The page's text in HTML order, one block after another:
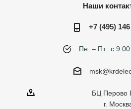
Наши
+7 (495)
Пн. – Пт.: с
БЦ Перово
г.